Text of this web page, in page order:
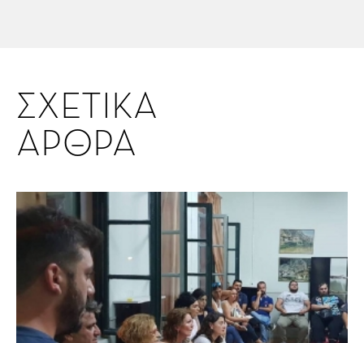
ΣΧΕΤΙΚΑ
ΑΡΘΡΑ